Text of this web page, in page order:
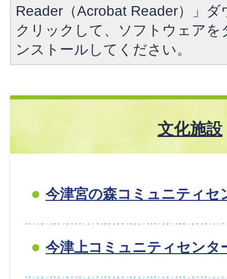
Reader（Acrobat Reader）」
クリックして、ソフトウェア
ンストールしてください。
文化施設
今津宮の森コミュニティセ
今津上コミュニティセンタ